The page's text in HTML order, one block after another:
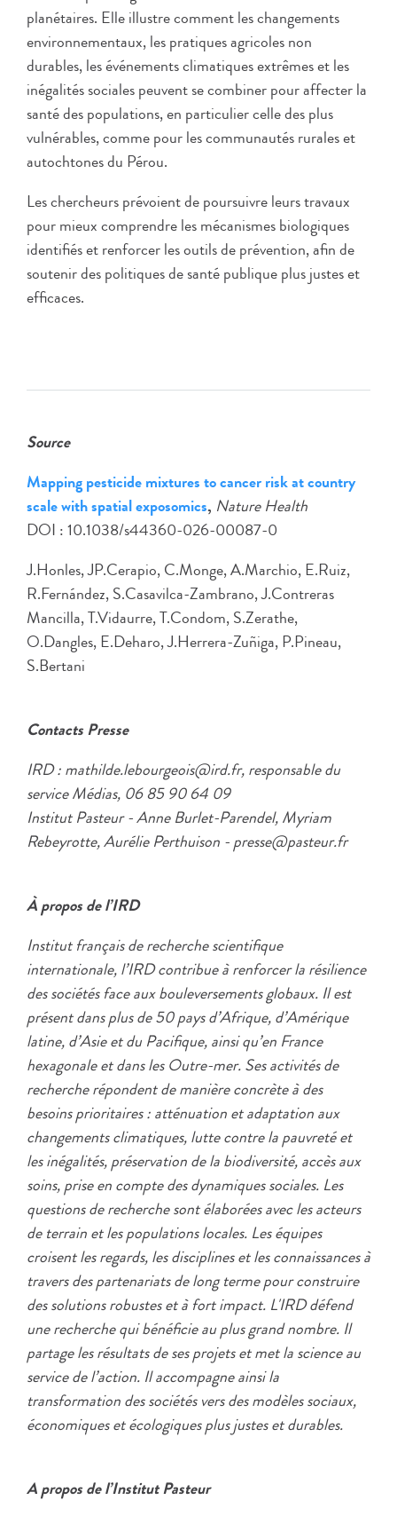
planétaires. Elle illustre comment les changements
environnementaux, les pratiques agricoles non
durables, les événements climatiques extrêmes et les
inégalités sociales peuvent se combiner pour affecter la
santé des populations, en particulier celle des plus
vulnérables, comme pour les communautés rurales et
autochtones du Pérou.
Les chercheurs prévoient de poursuivre leurs travaux
pour mieux comprendre les mécanismes biologiques
identifiés et renforcer les outils de prévention, afin de
soutenir des politiques de santé publique plus justes et
efficaces.
Source
Mapping pesticide mixtures to cancer risk at country
scale with spatial exposomics, Nature Health
DOI : 10.1038/s44360-026-00087-0
J.Honles, JP.Cerapio, C.Monge, A.Marchio, E.Ruiz,
R.Fernández, S.Casavilca-Zambrano, J.Contreras
Mancilla, T.Vidaurre, T.Condom, S.Zerathe,
O.Dangles, E.Deharo, J.Herrera-Zuñiga, P.Pineau,
S.Bertani
Contacts Presse
IRD : mathilde.lebourgeois@ird.fr, responsable du
service Médias, 06 85 90 64 09
Institut Pasteur - Anne Burlet-Parendel, Myriam
Rebeyrotte, Aurélie Perthuison - presse@pasteur.fr
À propos de l’IRD
Institut français de recherche scientifique
internationale, l’IRD contribue à renforcer la résilience
des sociétés face aux bouleversements globaux. Il est
présent dans plus de 50 pays d’Afrique, d’Amérique
latine, d’Asie et du Pacifique, ainsi qu’en France
hexagonale et dans les Outre-mer. Ses activités de
recherche répondent de manière concrète à des
besoins prioritaires : atténuation et adaptation aux
changements climatiques, lutte contre la pauvreté et
les inégalités, préservation de la biodiversité, accès aux
soins, prise en compte des dynamiques sociales. Les
questions de recherche sont élaborées avec les acteurs
de terrain et les populations locales. Les équipes
croisent les regards, les disciplines et les connaissances à
travers des partenariats de long terme pour construire
des solutions robustes et à fort impact. L'IRD défend
une recherche qui bénéficie au plus grand nombre. Il
partage les résultats de ses projets et met la science au
service de l’action. Il accompagne ainsi la
transformation des sociétés vers des modèles sociaux,
économiques et écologiques plus justes et durables.
A propos de l’Institut Pasteur